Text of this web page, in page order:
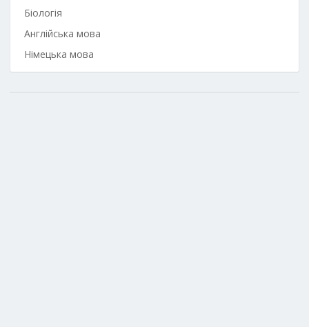
Біологія
Англійська мова
Німецька мова